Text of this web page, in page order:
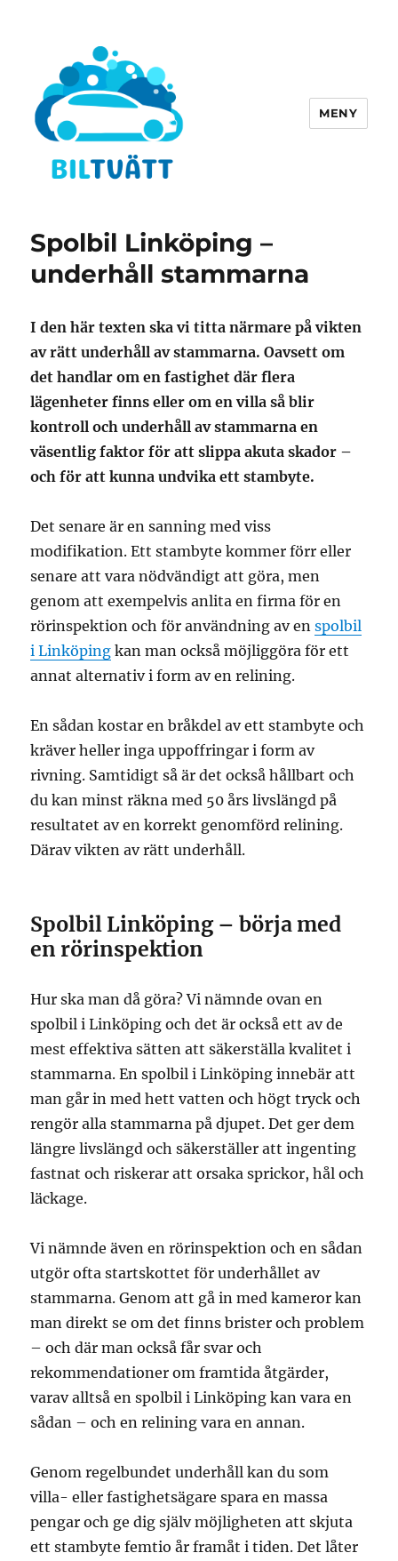
MENY
Spolbil Linköping –
underhåll stammarna
I den här texten ska vi titta närmare på vikten
av rätt underhåll av stammarna. Oavsett om
det handlar om en fastighet där flera
lägenheter finns eller om en villa så blir
kontroll och underhåll av stammarna en
väsentlig faktor för att slippa akuta skador –
och för att kunna undvika ett stambyte.
Det senare är en sanning med viss
modifikation. Ett stambyte kommer förr eller
senare att vara nödvändigt att göra, men
genom att exempelvis anlita en firma för en
rörinspektion och för användning av enspolbil
i Linköping kan man också möjliggöra för ett
annat alternativ i form av en relining.
En sådan kostar en bråkdel av ett stambyte och
kräver heller inga uppoffringar i form av
rivning. Samtidigt så är det också hållbart och
du kan minst räkna med 50 års livslängd på
resultatet av en korrekt genomförd relining.
Därav vikten av rätt underhåll.
Spolbil Linköping – börja med
en rörinspektion
Hur ska man då göra? Vi nämnde ovan en
spolbil i Linköping och det är också ett av de
mest effektiva sätten att säkerställa kvalitet i
stammarna. En spolbil i Linköping innebär att
man går in med hett vatten och högt tryck och
rengör alla stammarna på djupet. Det ger dem
längre livslängd och säkerställer att ingenting
fastnat och riskerar att orsaka sprickor, hål och
läckage.
Vi nämnde även en rörinspektion och en sådan
utgör ofta startskottet för underhållet av
stammarna. Genom att gå in med kameror kan
man direkt se om det finns brister och problem
– och där man också får svar och
rekommendationer om framtida åtgärder,
varav alltså en spolbil i Linköping kan vara en
sådan – och en relining vara en annan.
Genom regelbundet underhåll kan du som
villa- eller fastighetsägare spara en massa
pengar och ge dig själv möjligheten att skjuta
ett stambyte femtio år framåt i tiden. Det låter